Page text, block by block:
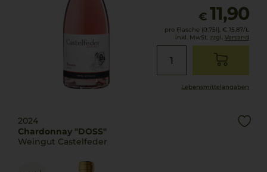
€ 11,90
pro Flasche (0.75l), € 15,87/L
inkl. MwSt. zzgl. Versand
Lebensmittel­angaben
2024
Chardonnay "DOSS"
Weingut Castelfeder